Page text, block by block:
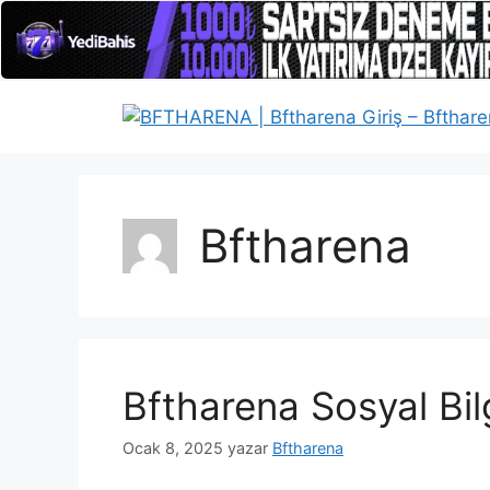
Bftharena
Bftharena Sosyal
Ocak 8, 2025 yazar Bftharena